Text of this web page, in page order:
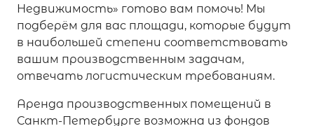
Недвижимость» готово вам помочь! Мы
подберём для вас площади, которые будут
в наибольшей степени соответствовать
вашим производственным задачам,
отвечать логистическим требованиям.
Аренда производственных помещений в
Санкт-Петербурге возможна из фондов